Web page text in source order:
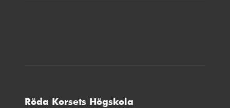
Röda Korsets Högskola